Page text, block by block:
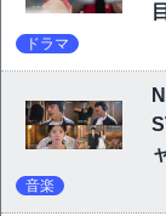
ドラマ
音楽